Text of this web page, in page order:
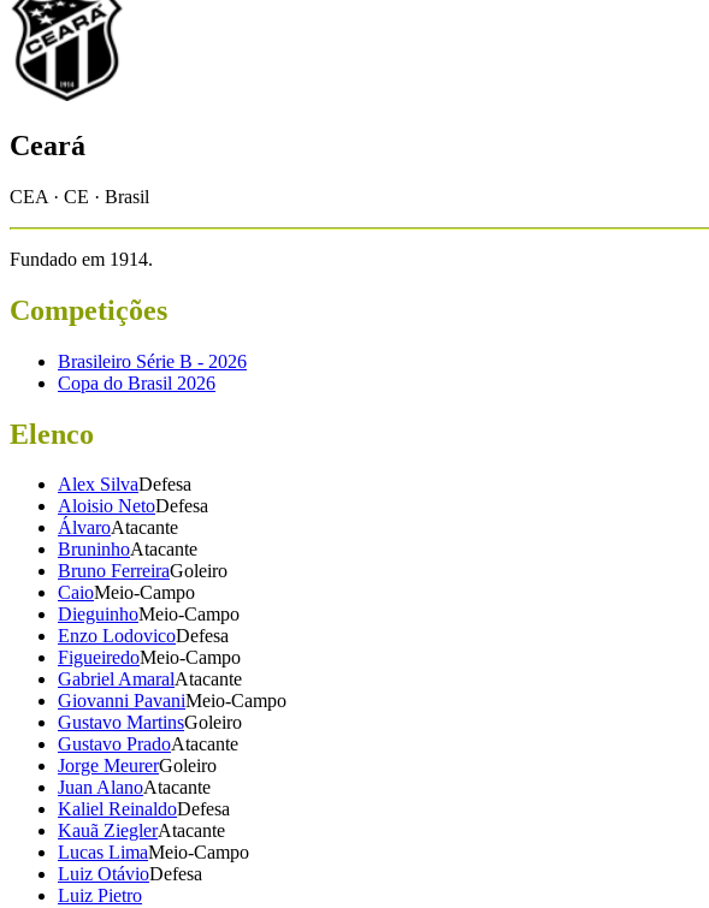
Ceará
CEA · CE · Brasil
Fundado em 1914.
Competições
Brasileiro Série B - 2026
Copa do Brasil 2026
Elenco
Alex SilvaDefesa
Aloisio NetoDefesa
ÁlvaroAtacante
BruninhoAtacante
Bruno FerreiraGoleiro
CaioMeio-Campo
DieguinhoMeio-Campo
Enzo LodovicoDefesa
FigueiredoMeio-Campo
Gabriel AmaralAtacante
Giovanni PavaniMeio-Campo
Gustavo MartinsGoleiro
Gustavo PradoAtacante
Jorge MeurerGoleiro
Juan AlanoAtacante
Kaliel ReinaldoDefesa
Kauã ZieglerAtacante
Lucas LimaMeio-Campo
Luiz OtávioDefesa
Luiz Pietro